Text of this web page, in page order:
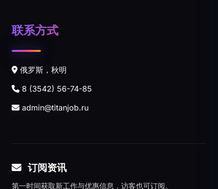
联系方式
俄罗斯，秋明
8 (3542) 56-74-85
admin@titanjob.ru
订阅资讯
第一时间获取新工作与优惠信息，访客也可订阅。